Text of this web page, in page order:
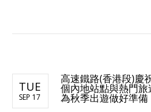
TUE
SEP 17
高速鐵路(香港段)慶
個內地站點與熱門
為秋季出遊做好準備